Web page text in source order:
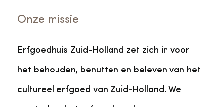
Onze missie
Erfgoedhuis Zuid-Holland zet zich in voor
het behouden, benutten en beleven van het
cultureel erfgoed van Zuid-Holland. We